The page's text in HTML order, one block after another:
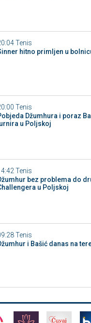
Tenis
hitno primljen u
Tenis
Džumhura i poraz
u Poljskoj
Tenis
bez problema do
u Poljskoj
Tenis
i Bašić danas na